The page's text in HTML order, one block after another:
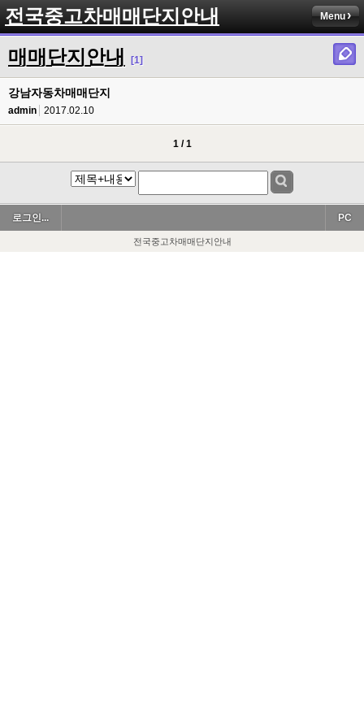
전국중고차매매단지안내 Menu
매매단지안내 [1]
강남자동차매매단지
admin 2017.02.10
1 / 1
로그인... PC
전국중고차매매단지안내